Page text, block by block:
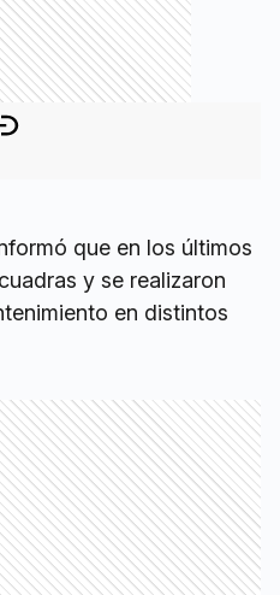
que en los últimos
y se realizaron
en distintos